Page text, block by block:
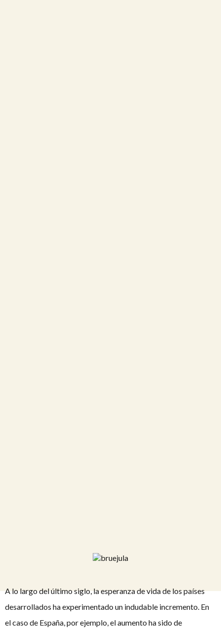
A lo largo del último siglo, la esperanza de vida de los países
desarrollados ha experimentado un indudable incremento. En
el caso de España, por ejemplo, el aumento ha sido de